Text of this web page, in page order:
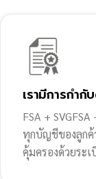
เรามีการกำ
FSA +
ทุกบัญชีของลูกค้
คุ้มครองด้วยระ